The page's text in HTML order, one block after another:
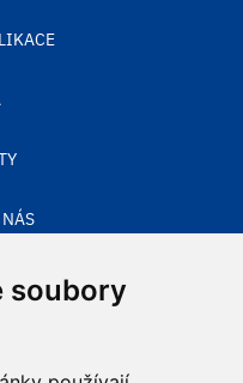
soubory
NÁS
společnost